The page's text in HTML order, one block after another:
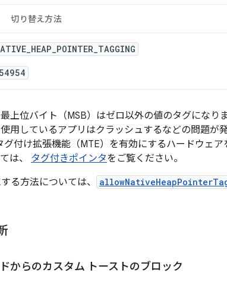
切り替え方法
上位バイト（MSB）はゼロ以外の値のタグになり
用しているアプリはクラッシュするなどの問題が
グ付け拡張機能（MTE）を有効にするハードウェ
は、 タグ付きポインタをご覧ください。
る方法については、
からのカスタム トーストのブロック